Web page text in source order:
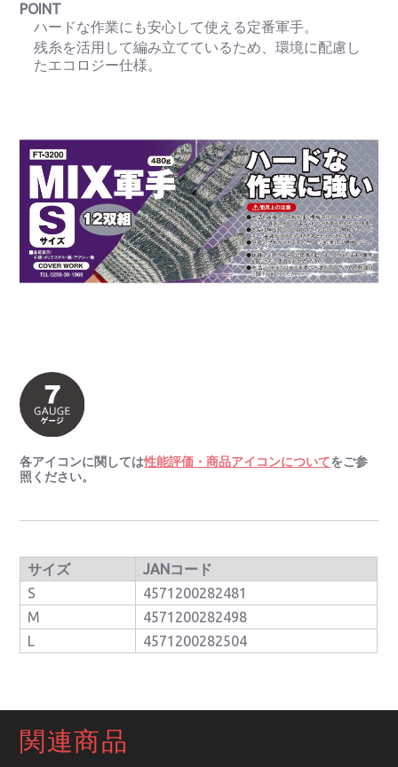
POINT
ハードな作業にも安心して使える定番軍手。
残糸を活用して編み立てているため、環境に配慮し
たエコロジー仕様。
各アイコンに関しては性能評価・商品アイコンについてをご参
照ください。
サイズ
JANコード
S
4571200282481
M
4571200282498
L
4571200282504
関連商品